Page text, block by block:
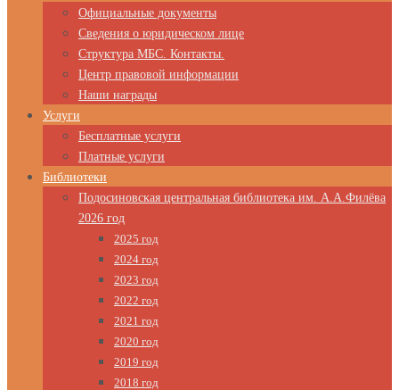
Официальные документы
Сведения о юридическом лице
Структура МБС. Контакты.
Центр правовой информации
Наши награды
Услуги
Бесплатные услуги
Платные услуги
Библиотеки
Подосиновская центральная библиотека им. А.А.Филёва
2026 год
2025 год
2024 год
2023 год
2022 год
2021 год
2020 год
2019 год
2018 год